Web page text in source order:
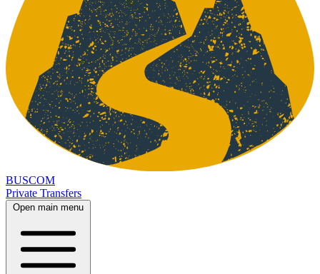
BUSCOM
Private Transfers
Open main menu